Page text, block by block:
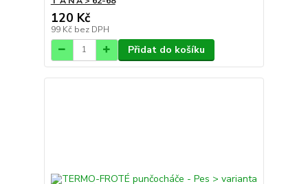
120 Kč
99 Kč bez DPH
Přidat do košíku